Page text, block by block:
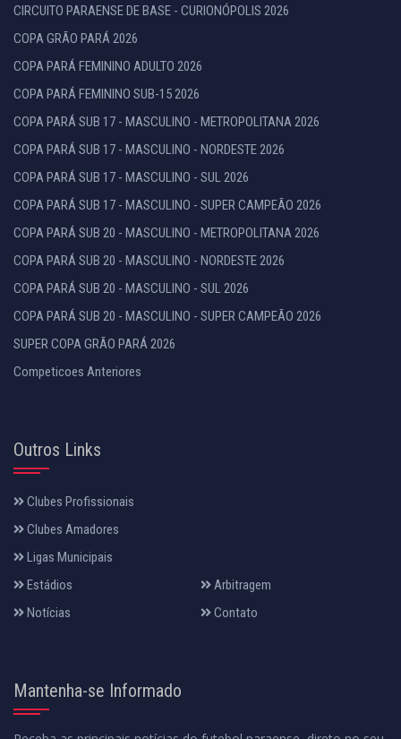
CIRCUITO PARAENSE DE BASE - CURIONÓPOLIS 2026
COPA GRÃO PARÁ 2026
COPA PARÁ FEMININO ADULTO 2026
COPA PARÁ FEMININO SUB-15 2026
COPA PARÁ SUB 17 - MASCULINO - METROPOLITANA 2026
COPA PARÁ SUB 17 - MASCULINO - NORDESTE 2026
COPA PARÁ SUB 17 - MASCULINO - SUL 2026
COPA PARÁ SUB 17 - MASCULINO - SUPER CAMPEÃO 2026
COPA PARÁ SUB 20 - MASCULINO - METROPOLITANA 2026
COPA PARÁ SUB 20 - MASCULINO - NORDESTE 2026
COPA PARÁ SUB 20 - MASCULINO - SUL 2026
COPA PARÁ SUB 20 - MASCULINO - SUPER CAMPEÃO 2026
SUPER COPA GRÃO PARÁ 2026
Competicoes Anteriores
Outros Links
Clubes Profissionais
Clubes Amadores
Ligas Municipais
Estádios
Arbitragem
Notícias
Contato
Mantenha-se Informado